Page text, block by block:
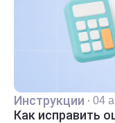
Инструкции · 04
Как исправить